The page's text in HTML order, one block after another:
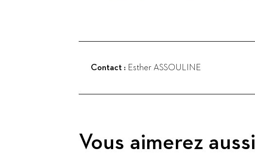
Contact : Esther ASSOULINE
Vous aimerez aussi